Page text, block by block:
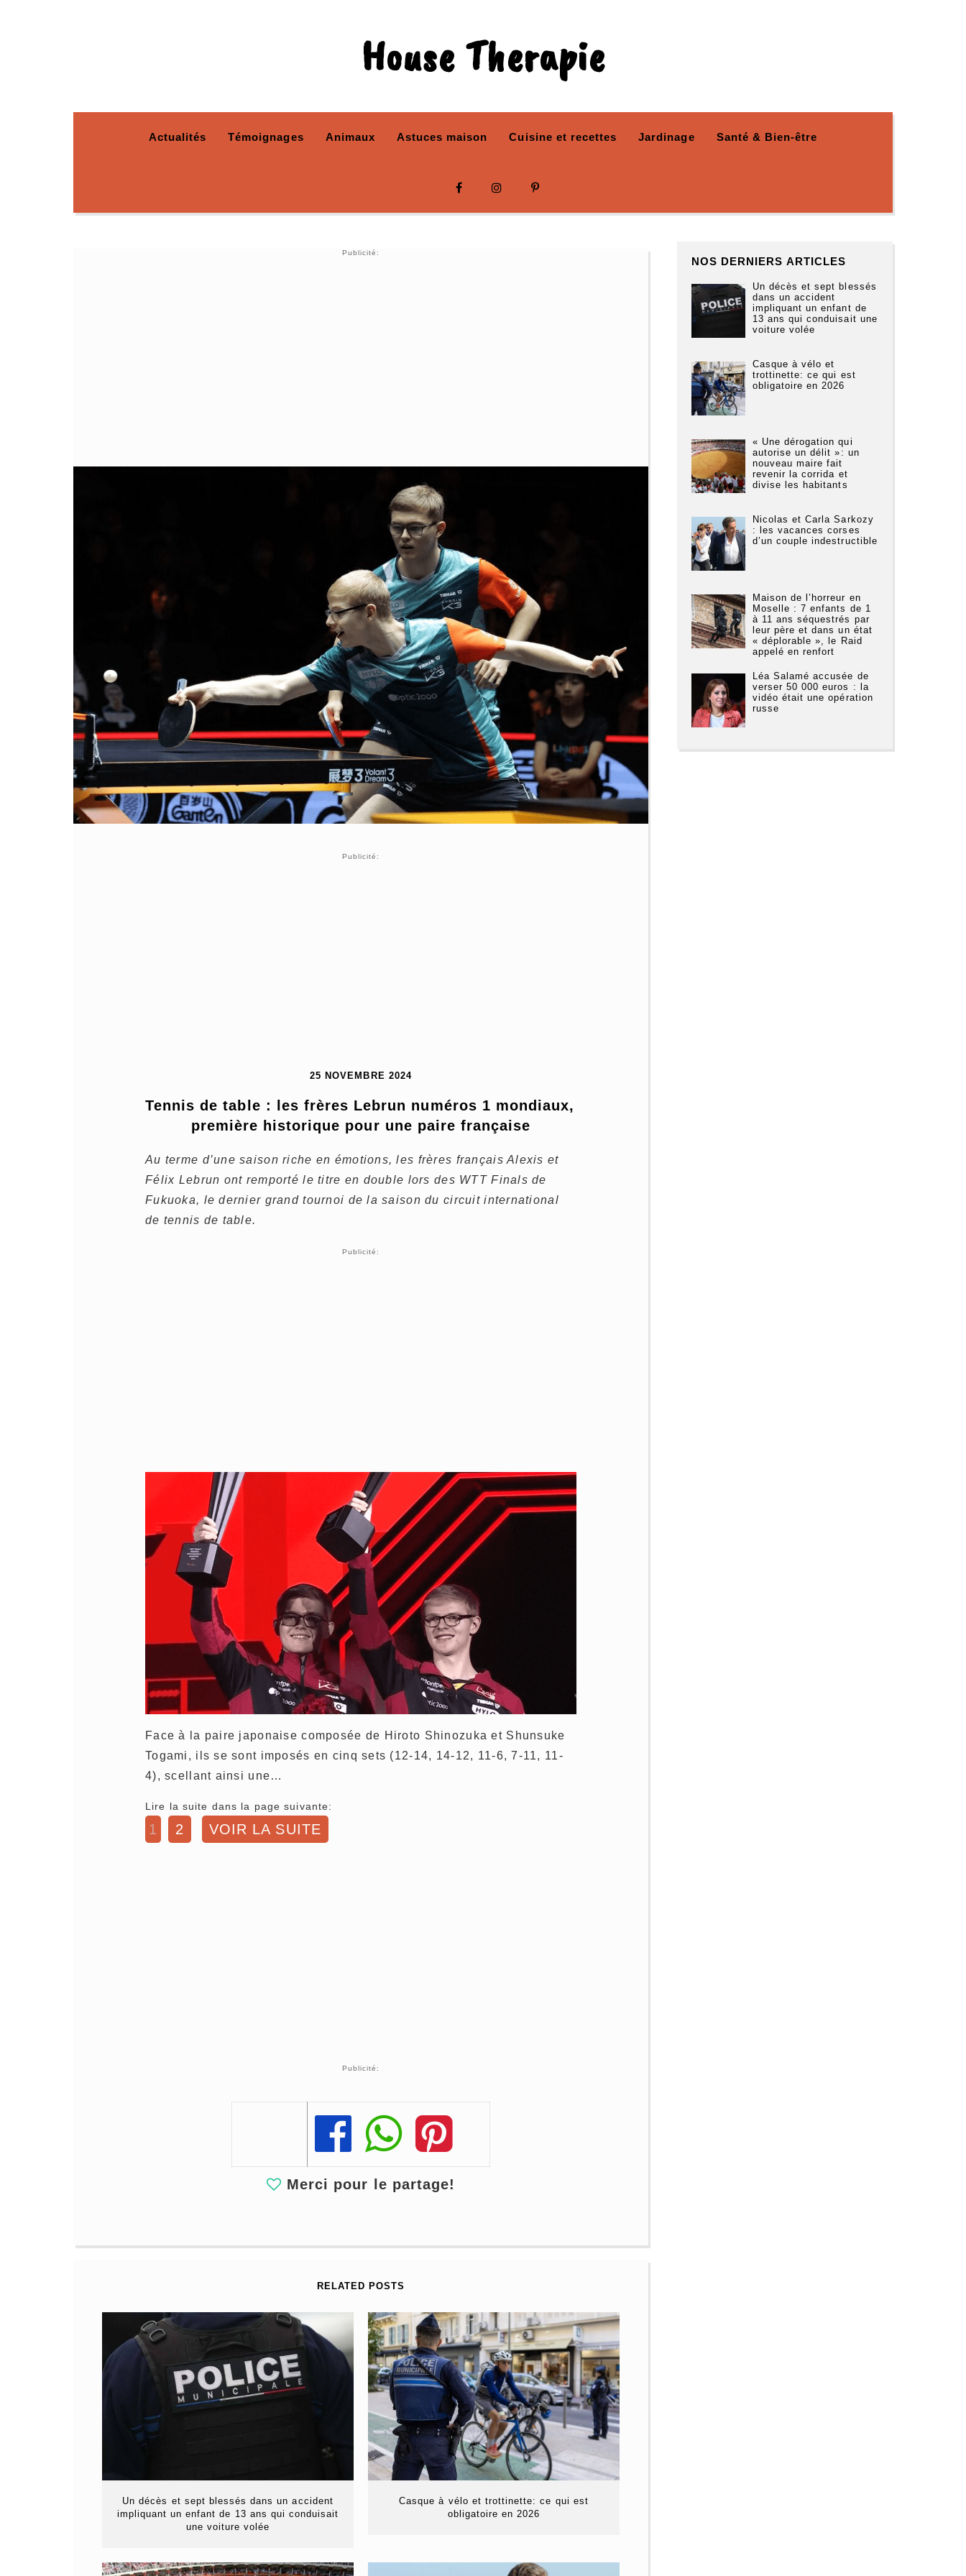
House Therapie
Actualités Témoignages Animaux Astuces maison Cuisine et recettes Jardinage Santé & Bien-être
Publicité:
Publicité:
25 NOVEMBRE 2024
Tennis de table : les frères Lebrun numéros 1 mondiaux,
première historique pour une paire française
Au terme d’une saison riche en émotions, les frères français Alexis et
Félix Lebrun ont remporté le titre en double lors des WTT Finals de
Fukuoka, le dernier grand tournoi de la saison du circuit international
de tennis de table.
Publicité:
Face à la paire japonaise composée de Hiroto Shinozuka et Shunsuke
Togami, ils se sont imposés en cinq sets (12-14, 14-12, 11-6, 7-11, 11-
4), scellant ainsi une…
Lire la suite dans la page suivante:
1 2 VOIR LA SUITE
Publicité:
Share
Share
Share
Merci pour le partage!
RELATED POSTS
Un décès et sept blessés dans un accident
impliquant un enfant de 13 ans qui conduisait
une voiture volée
Casque à vélo et trottinette: ce qui est
obligatoire en 2026
NOS DERNIERS ARTICLES
Un décès et sept blessés
dans un accident
impliquant un enfant de
13 ans qui conduisait une
voiture volée
Casque à vélo et
trottinette: ce qui est
obligatoire en 2026
« Une dérogation qui
autorise un délit »: un
nouveau maire fait
revenir la corrida et
divise les habitants
Nicolas et Carla Sarkozy
: les vacances corses
d’un couple indestructible
Maison de l’horreur en
Moselle : 7 enfants de 1
à 11 ans séquestrés par
leur père et dans un état
« déplorable », le Raid
appelé en renfort
Léa Salamé accusée de
verser 50 000 euros : la
vidéo était une opération
russe